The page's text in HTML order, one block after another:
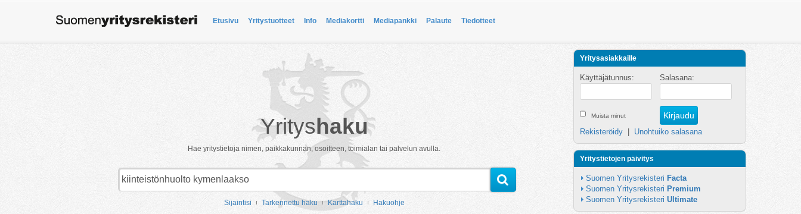
Etusivu Yritystuotteet Info Mediakortti Mediapankki Palaute Tiedotteet
Yrityshaku
Hae yritystietoja nimen, paikkakunnan, osoitteen, toimialan tai palvelun avulla.
Sijaintisi Tarkennettu haku Karttahaku Hakuohje
Yritysasiakkaille
Käyttäjätunnus: Salasana:
Muista minut
Rekisteröidy Unohtuiko salasana
Yritystietojen päivitys
Suomen Yritysrekisteri Facta
Suomen Yritysrekisteri Premium
Suomen Yritysrekisteri Ultimate